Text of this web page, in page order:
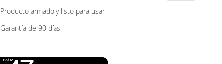
Producto armado y listo para usar
Garantía de 90 días